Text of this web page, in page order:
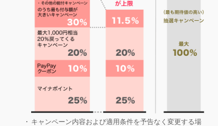
キャンペーン内容および適用条件を予告なく変更する場